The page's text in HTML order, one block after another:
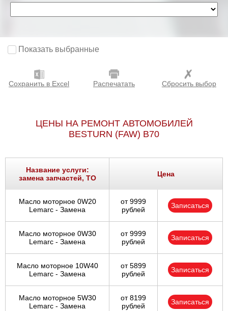
Показать выбранные
Сохранить в Excel Распечатать Сбросить выбор
ЦЕНЫ НА РЕМОНТ АВТОМОБИЛЕЙ
BESTURN (FAW) B70
Название услуги:
замена запчастей, ТО
Цена
Масло моторное 0W20
Lemarc - Замена
от 9999
рублей
Записаться
Масло моторное 0W30
Lemarc - Замена
от 9999
рублей
Записаться
Масло моторное 10W40
Lemarc - Замена
от 5899
рублей
Записаться
Масло моторное 5W30
Lemarc - Замена
от 8199
рублей
Записаться